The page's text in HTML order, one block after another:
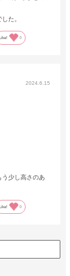
た。
0
2024.6.15
少し高さのあ
Like! 0